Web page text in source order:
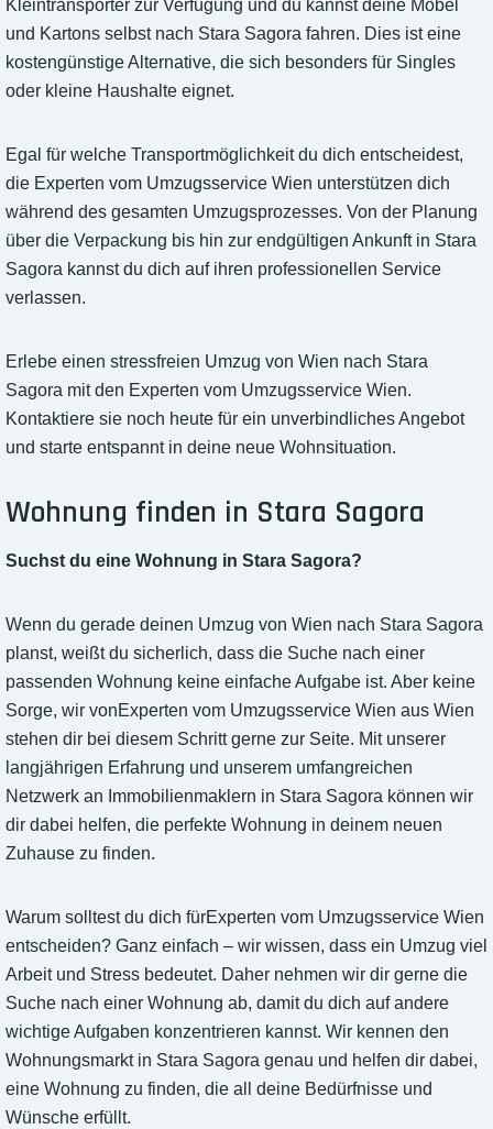
Kleintransporter zur Verfügung und du kannst deine Möbel
und Kartons selbst nach Stara Sagora fahren. Dies ist eine
kostengünstige Alternative, die sich besonders für Singles
oder kleine Haushalte eignet.
Egal für welche Transportmöglichkeit du dich entscheidest,
die Experten vom Umzugsservice Wien unterstützen dich
während des gesamten Umzugsprozesses. Von der Planung
über die Verpackung bis hin zur endgültigen Ankunft in Stara
Sagora kannst du dich auf ihren professionellen Service
verlassen.
Erlebe einen stressfreien Umzug von Wien nach Stara
Sagora mit den Experten vom Umzugsservice Wien.
Kontaktiere sie noch heute für ein unverbindliches Angebot
und starte entspannt in deine neue Wohnsituation.
Wohnung finden in Stara Sagora
Suchst du eine Wohnung in Stara Sagora?
Wenn du gerade deinen Umzug von Wien nach Stara Sagora
planst, weißt du sicherlich, dass die Suche nach einer
passenden Wohnung keine einfache Aufgabe ist. Aber keine
Sorge, wir vonExperten vom Umzugsservice Wien aus Wien
stehen dir bei diesem Schritt gerne zur Seite. Mit unserer
langjährigen Erfahrung und unserem umfangreichen
Netzwerk an Immobilienmaklern in Stara Sagora können wir
dir dabei helfen, die perfekte Wohnung in deinem neuen
Zuhause zu finden.
Warum solltest du dich fürExperten vom Umzugsservice Wien
entscheiden? Ganz einfach – wir wissen, dass ein Umzug viel
Arbeit und Stress bedeutet. Daher nehmen wir dir gerne die
Suche nach einer Wohnung ab, damit du dich auf andere
wichtige Aufgaben konzentrieren kannst. Wir kennen den
Wohnungsmarkt in Stara Sagora genau und helfen dir dabei,
eine Wohnung zu finden, die all deine Bedürfnisse und
Wünsche erfüllt.